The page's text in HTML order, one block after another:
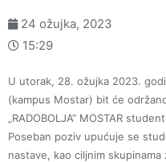
24 ožujka, 2023
15:29
U utorak, 28. ožujka 2023.
(kampus Mostar) bit će
„RADOBOLJA“ MOSTAR
Poseban poziv upućuje se
nastave, kao ciljnim